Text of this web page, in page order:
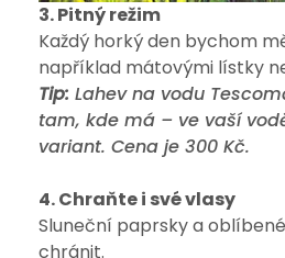
3. Pitný režim
Každý horký den bychom
například mátovými lístky
Tip: Lahev na vodu
tam, kde má – ve vaší
variant. Cena je 300 Kč.
4. Chraňte i své vlasy
Sluneční paprsky a
chránit.